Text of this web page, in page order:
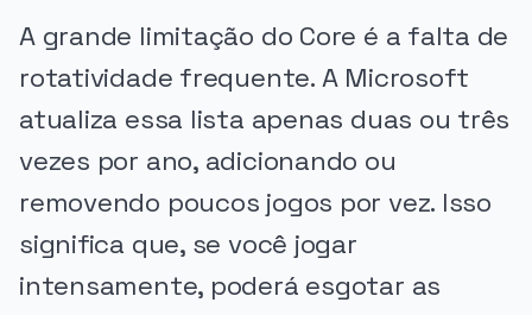
A grande limitação do Core é a falta de
rotatividade frequente. A Microsoft
atualiza essa lista apenas duas ou três
vezes por ano, adicionando ou
removendo poucos jogos por vez. Isso
significa que, se você jogar
intensamente, poderá esgotar as